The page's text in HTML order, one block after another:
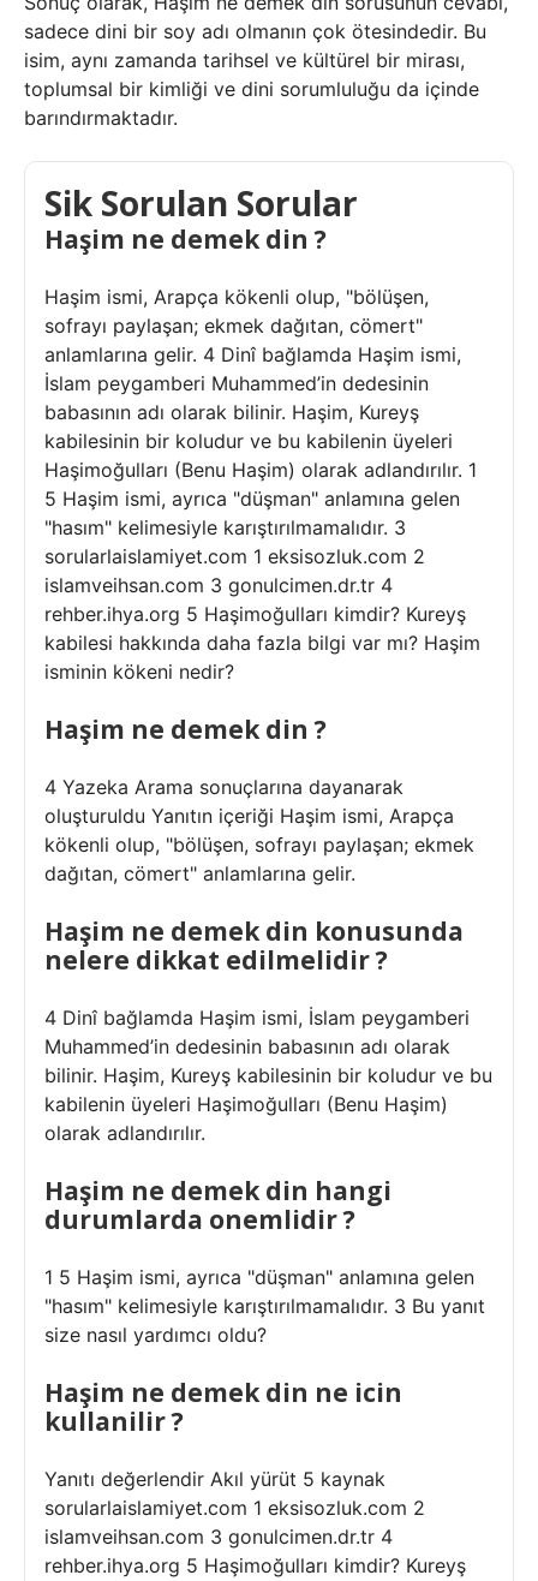
sadece dini bir soy adı olmanın çok ötesindedir. Bu
isim, aynı zamanda tarihsel ve kültürel bir mirası,
toplumsal bir kimliği ve dini sorumluluğu da içinde
barındırmaktadır.
Sik Sorulan Sorular
Haşim ne demek din ?
Haşim ismi, Arapça kökenli olup, "bölüşen,
sofrayı paylaşan; ekmek dağıtan, cömert"
anlamlarına gelir. 4 Dinî bağlamda Haşim ismi,
İslam peygamberi Muhammed’in dedesinin
babasının adı olarak bilinir. Haşim, Kureyş
kabilesinin bir koludur ve bu kabilenin üyeleri
Haşimoğulları (Benu Haşim) olarak adlandırılır. 1
5 Haşim ismi, ayrıca "düşman" anlamına gelen
"hasım" kelimesiyle karıştırılmamalıdır. 3
sorularlaislamiyet.com 1 eksisozluk.com 2
islamveihsan.com 3 gonulcimen.dr.tr 4
rehber.ihya.org 5 Haşimoğulları kimdir? Kureyş
kabilesi hakkında daha fazla bilgi var mı? Haşim
isminin kökeni nedir?
Haşim ne demek din ?
4 Yazeka Arama sonuçlarına dayanarak
oluşturuldu Yanıtın içeriği Haşim ismi, Arapça
kökenli olup, "bölüşen, sofrayı paylaşan; ekmek
dağıtan, cömert" anlamlarına gelir.
Haşim ne demek din konusunda
nelere dikkat edilmelidir ?
4 Dinî bağlamda Haşim ismi, İslam peygamberi
Muhammed’in dedesinin babasının adı olarak
bilinir. Haşim, Kureyş kabilesinin bir koludur ve bu
kabilenin üyeleri Haşimoğulları (Benu Haşim)
olarak adlandırılır.
Haşim ne demek din hangi
durumlarda onemlidir ?
1 5 Haşim ismi, ayrıca "düşman" anlamına gelen
"hasım" kelimesiyle karıştırılmamalıdır. 3 Bu yanıt
size nasıl yardımcı oldu?
Haşim ne demek din ne icin
kullanilir ?
Yanıtı değerlendir Akıl yürüt 5 kaynak
sorularlaislamiyet.com 1 eksisozluk.com 2
islamveihsan.com 3 gonulcimen.dr.tr 4
rehber.ihya.org 5 Haşimoğulları kimdir? Kureyş